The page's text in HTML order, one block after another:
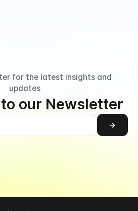
for the latest insights and
updates
our Newsletter
→